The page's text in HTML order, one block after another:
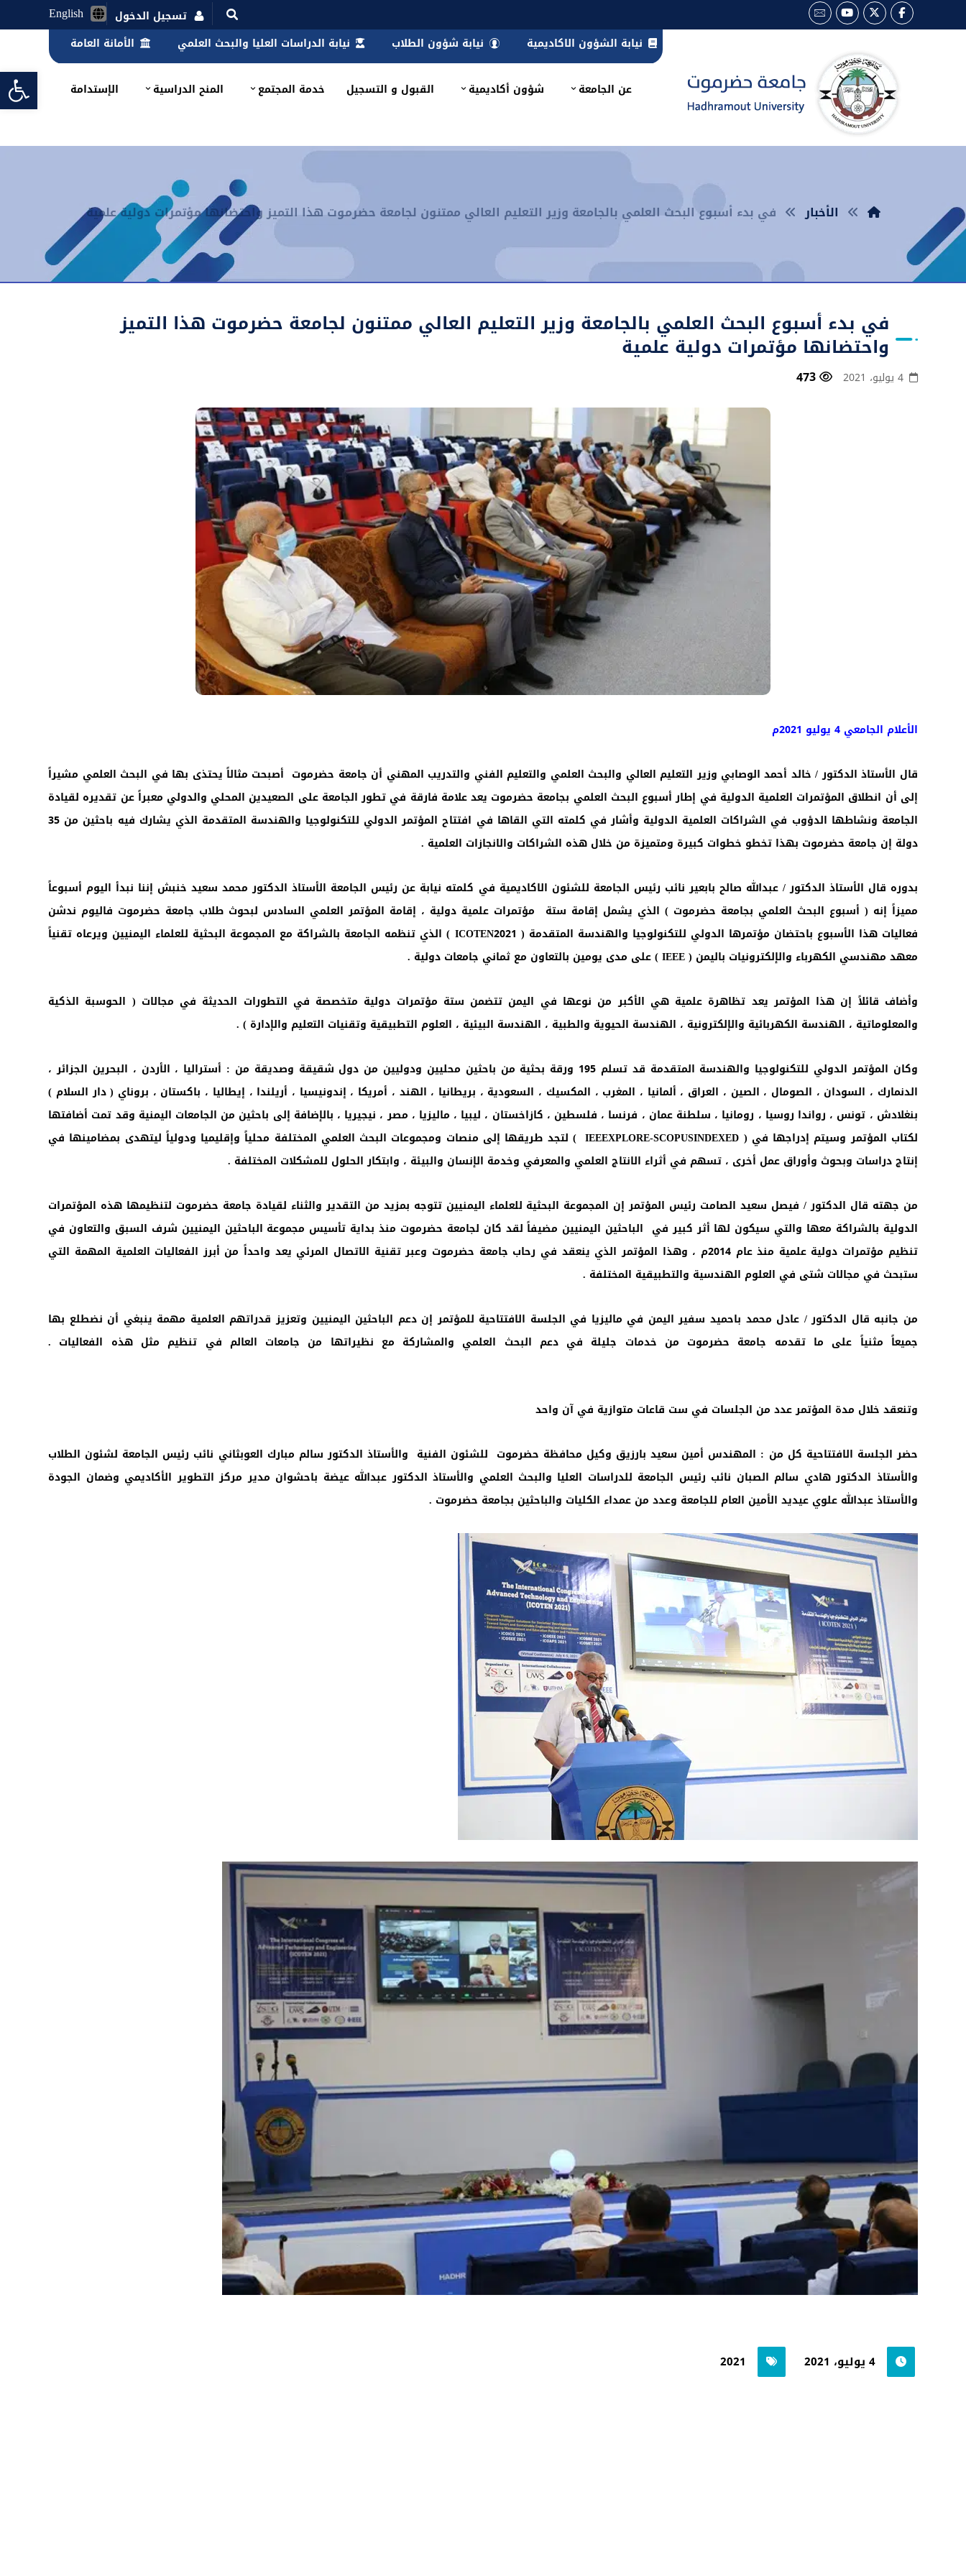
English
تسجيل الدخول
نيابة الشؤون الاكاديمية
نيابة شؤون الطلاب نيابة الدراسات العليا والبحث العلمي الأمانة العامة
عن الجامعة شؤون أكاديمية القبول و التسجيل خدمة المجتمع المنح الدراسية الإستدامة
الأخبار في بدء أسبوع البحث العلمي بالجامعة وزير التعليم العالي ممتنون لجامعة حضرموت هذا التميز واحتضانها مؤتمرات دولية علمية
في بدء أسبوع البحث العلمي بالجامعة وزير التعليم العالي ممتنون لجامعة حضرموت هذا التميز
واحتضانها مؤتمرات دولية علمية
4 يوليو، 2021 473
الأعلام الجامعي 4 يوليو 2021م
قال الأستاذ الدكتور / خالد أحمد الوصابي وزير التعليم العالي والبحث العلمي والتعليم الفني والتدريب المهني أن جامعة حضرموت أصبحت مثالاً يحتذى بها في البحث العلمي مشيراً
إلى أن انطلاق المؤتمرات العلمية الدولية في إطار أسبوع البحث العلمي بجامعة حضرموت يعد علامة فارقة في تطور الجامعة على الصعيدين المحلي والدولي معبراً عن تقديره لقيادة
الجامعة ونشاطها الدؤوب في الشراكات العلمية الدولية وأشار في كلمته التي القاها في افتتاح المؤتمر الدولي للتكنولوجيا والهندسة المتقدمة الذي يشارك فيه باحثين من 35
دولة إن جامعة حضرموت بهذا تخطو خطوات كبيرة ومتميزة من خلال هذه الشراكات والانجازات العلمية .
بدوره قال الأستاذ الدكتور / عبدالله صالح بابعير نائب رئيس الجامعة للشئون الاكاديمية في كلمته نيابة عن رئيس الجامعة الأستاذ الدكتور محمد سعيد خنبش إننا نبدأ اليوم أسبوعاً
مميزاً إنه ( أسبوع البحث العلمي بجامعة حضرموت ) الذي يشمل إقامة ستة مؤتمرات علمية دولية ، إقامة المؤتمر العلمي السادس لبحوث طلاب جامعة حضرموت فاليوم ندشن
فعاليات هذا الأسبوع باحتضان مؤتمرها الدولي للتكنولوجيا والهندسة المتقدمة ( ICOTEN2021 ) الذي تنظمه الجامعة بالشراكة مع المجموعة البحثية للعلماء اليمنيين ويرعاه تقنياً
معهد مهندسي الكهرباء والإلكترونيات باليمن (IEEE) على مدى يومين بالتعاون مع ثماني جامعات دولية .
وأضاف قائلاً إن هذا المؤتمر يعد تظاهرة علمية هي الأكبر من نوعها في اليمن تتضمن ستة مؤتمرات دولية متخصصة في التطورات الحديثة في مجالات ( الحوسبة الذكية
والمعلوماتية ، الهندسة الكهربائية والإلكترونية ، الهندسة الحيوية والطبية ، الهندسة البيئية ، العلوم التطبيقية وتقنيات التعليم والإدارة ) .
وكان المؤتمر الدولي للتكنولوجيا والهندسة المتقدمة قد تسلم 195 ورقة بحثية من باحثين محليين ودوليين من دول شقيقة وصديقة من : أستراليا ، الأردن ، البحرين الجزائر ،
الدنمارك ، السودان ، الصومال ، الصين ، العراق ، ألمانيا ، المغرب ، المكسيك ، السعودية ، بريطانيا ، الهند ، أمريكا ، إندونيسيا ، أريلندا ، إيطاليا ، باكستان ، بروناي ( دار السلام )
بنغلادش ، تونس ، رواندا روسيا ، رومانيا ، سلطنة عمان ، فرنسا ، فلسطين ، كازاخستان ، ليبيا ، ماليزيا ، مصر ، نيجيريا ، بالإضافة إلى باحثين من الجامعات اليمنية وقد تمت أضافتها
لكتاب المؤتمر وسيتم إدراجها في ( IEEEXPLORE-SCOPUSINDEXED) لتجد طريقها إلى منصات ومجموعات البحث العلمي المختلفة محلياً وإقليميا ودولياً ليتهدى بمضامينها في
إنتاج دراسات وبحوث وأوراق عمل أخرى ، تسهم في أثراء الانتاج العلمي والمعرفي وخدمة الإنسان والبيئة ، وابتكار الحلول للمشكلات المختلفة .
من جهته قال الدكتور / فيصل سعيد الصامت رئيس المؤتمر إن المجموعة البحثية للعلماء اليمنيين تتوجه بمزيد من التقدير والثناء لقيادة جامعة حضرموت لتنظيمها هذه المؤتمرات
الدولية بالشراكة معها والتي سيكون لها أثر كبير في الباحثين اليمنيين مضيفاً لقد كان لجامعة حضرموت منذ بداية تأسيس مجموعة الباحثين اليمنيين شرف السبق والتعاون في
تنظيم مؤتمرات دولية علمية منذ عام 2014م ، وهذا المؤتمر الذي ينعقد في رحاب جامعة حضرموت وعبر تقنية الاتصال المرئي يعد واحداً من أبرز الفعاليات العلمية المهمة التي
ستبحث في مجالات شتى في العلوم الهندسية والتطبيقية المختلفة .
من جانبه قال الدكتور / عادل محمد باحميد سفير اليمن في ماليزيا في الجلسة الافتتاحية للمؤتمر إن دعم الباحثين اليمنيين وتعزيز قدراتهم العلمية مهمة ينبغي أن نضطلع بها
جميعاً مثنياً على ما تقدمه جامعة حضرموت من خدمات جليلة في دعم البحث العلمي والمشاركة مع نظيراتها من جامعات العالم في تنظيم مثل هذه الفعاليات .
وتنعقد خلال مدة المؤتمر عدد من الجلسات في ست قاعات متوازية في آن واحد
حضر الجلسة الافتتاحية كل من : المهندس أمين سعيد بارزيق وكيل محافظة حضرموت للشئون الفنية والأستاذ الدكتور سالم مبارك العوبثاني نائب رئيس الجامعة لشئون الطلاب
والأستاذ الدكتور هادي سالم الصبان نائب رئيس الجامعة للدراسات العليا والبحث العلمي والأستاذ الدكتور عبدالله عيضة باحشوان مدير مركز التطوير الأكاديمي وضمان الجودة
والأستاذ عبدالله علوي عيديد الأمين العام للجامعة وعدد من عمداء الكليات والباحثين بجامعة حضرموت .
4 يوليو، 2021 2021